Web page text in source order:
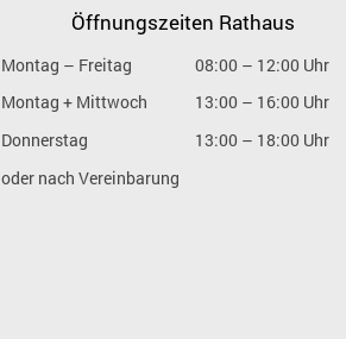
Öffnungszeiten Rathaus
Montag – Freitag
08:00 – 12:00 Uhr
Montag + Mittwoch
13:00 – 16:00 Uhr
Donnerstag
13:00 – 18:00 Uhr
oder nach Vereinbarung